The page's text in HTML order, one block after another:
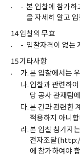
.
- 본 입찰에 참가하
을 자세히 알고
14
.
입찰의 무효
- 입찰자격이 없는
15
.
기타사항
가.본 입찰에서는
나.입찰과 관련하
당 공사 관재팀
다.본 건과 관련한
적용하지 아니
라.본 입찰 참가자
전자조달
에 참가하여야